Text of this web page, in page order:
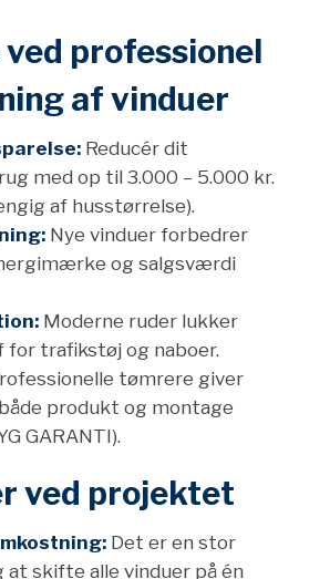
ved professionel
af vinduer
Reducér dit
med op til 3.000 – 5.000 kr.
af husstørrelse).
Nye vinduer forbedrer
og salgsværdi
Moderne ruder lukker
trafikstøj og naboer.
tømrere giver
produkt og montage
GARANTI).
ved projektet
Det er en stor
at skifte alle vinduer på én